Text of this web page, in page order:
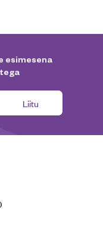
esimesena
Liitu